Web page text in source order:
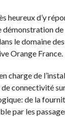
heureux d’y
démonstration
le domaine
Orange France.
charge de
connectivité
de la
par les